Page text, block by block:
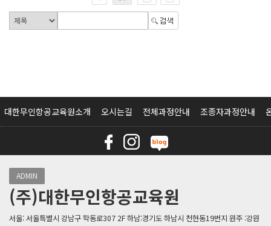
대한무인항공교육원소개 오시는길 전체과정안내 조종자과정안내
ADMIN
(주)대한무인항공교육원
서울: 서울특별시 강남구 학동로307 2F 하남:경기도 하남시 천현동19번지 원주 :강원